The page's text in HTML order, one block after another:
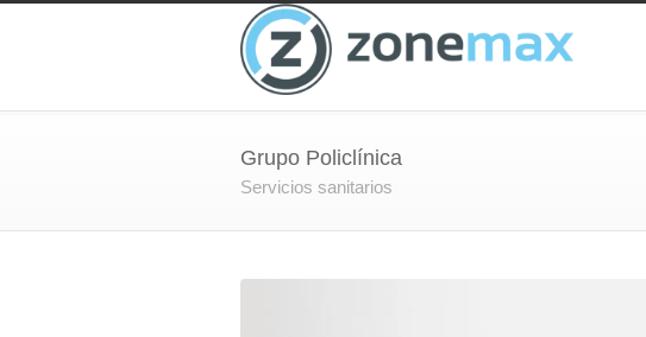
Grupo Policlínica
Servicios sanitarios